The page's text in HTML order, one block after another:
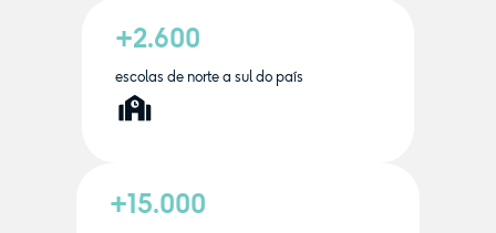
+2.600
escolas de norte a sul do país
+15.000